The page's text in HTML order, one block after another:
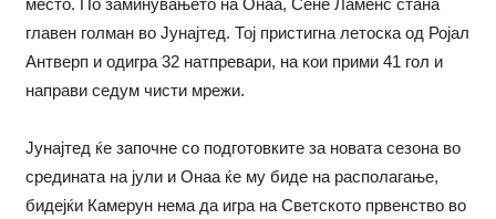
главен голман во Јунајтед. Тој пристигна летоска од Ројал
Антверп и одигра 32 натпревари, на кои прими 41 гол и
направи седум чисти мрежи.
Јунајтед ќе започне со подготовките за новата сезона во
средината на јули и Онаа ќе му биде на располагање,
бидејќи Камерун нема да игра на Светското првенство во